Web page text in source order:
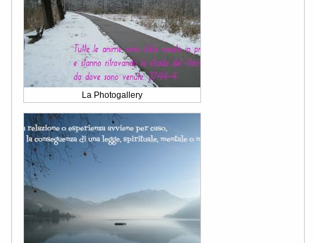
La Photogallery